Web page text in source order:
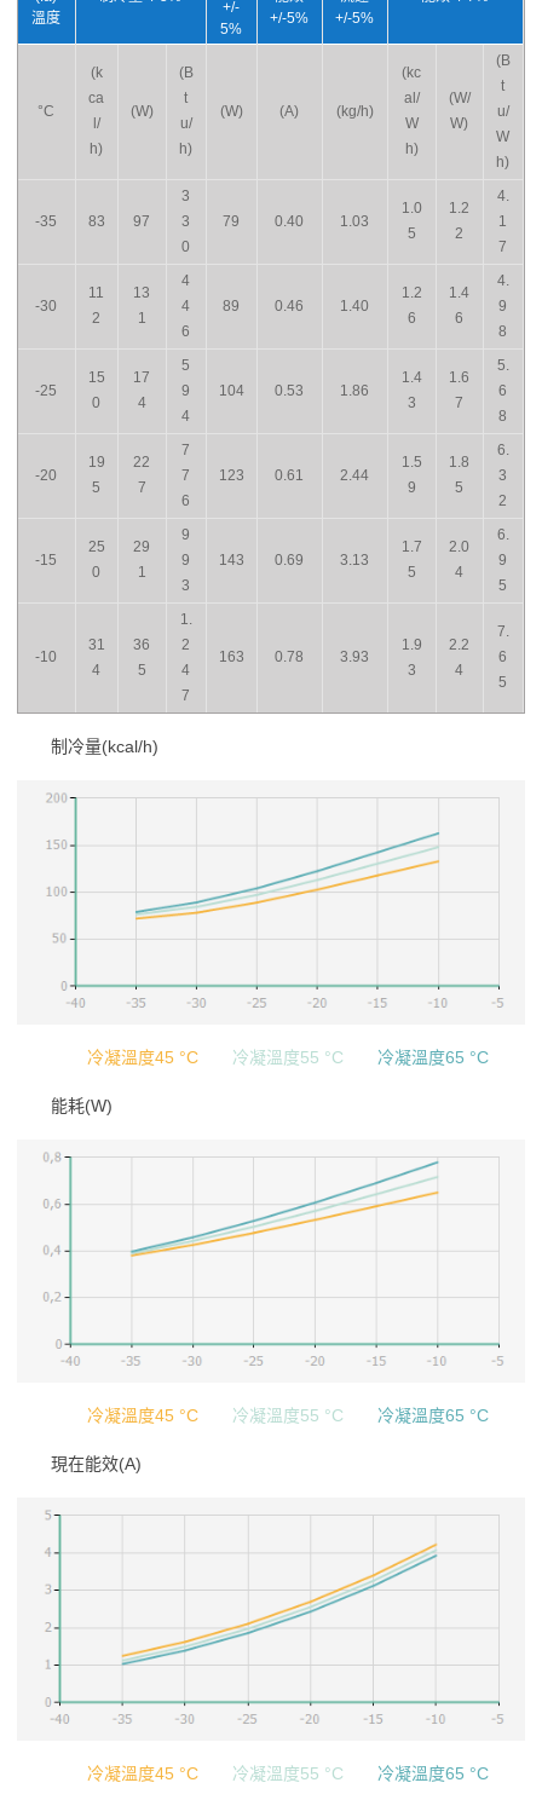
溫度
+/-
5%
+/-5%
+/-5%
°C
(k
ca
l/
h)
(W)
(B
t
u/
h)
(W) (A) (kg/h)
(kc
al/
W
h)
(W/
W)
(B
t
u/
W
h)
-35 83 97
3
3
0
79 0.40 1.03
1.0
5
1.2
2
4.
1
7
-30
11
2
13
1
4
4
6
89 0.46 1.40
1.2
6
1.4
6
4.
9
8
-25
15
0
17
4
5
9
4
104 0.53 1.86
1.4
3
1.6
7
5.
6
8
-20
19
5
22
7
7
7
6
123 0.61 2.44
1.5
9
1.8
5
6.
3
2
-15
25
0
29
1
9
9
3
143 0.69 3.13
1.7
5
2.0
4
6.
9
5
-10
31
4
36
5
1.
2
4
7
163 0.78 3.93
1.9
3
2.2
4
7.
6
5
制冷量(kcal/h)
冷凝溫度45 °C 冷凝溫度55 °C 冷凝溫度65 °C
能耗(W)
冷凝溫度45 °C 冷凝溫度55 °C 冷凝溫度65 °C
現在能效(A)
冷凝溫度45 °C 冷凝溫度55 °C 冷凝溫度65 °C